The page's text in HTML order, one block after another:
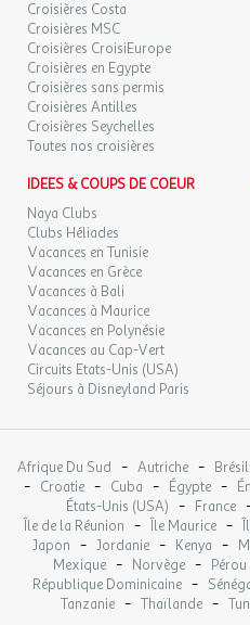
Nombre de pièces : 1
Nombre de wc : 1
Nombre Salle de bain : 1
Parking
Réfrigérateur
Surface (m²) : 17
Vue : lac
Vaisselle et couverts.
Appartement Gréta 2 Pièces
Appartement Gréta 2 Pièces 2/3
Coin salon avec une banquette
Coin cuisine
1 chambre avec 1 lit double
1 salle de douche avec WC
Le logement comprend la
A noter : ménage final
place.
Animaux non Admis
Climatisation
Linge de lit
Linge de toilette : tarif et
Micro-ondes
Croisières Costa
Croisières MSC
Croisières CroisiEurope
Croisières en Egypte
Croisières sans permis
Croisières Antilles
Croisières Seychelles
Toutes nos croisières
IDEES & COUPS DE COEUR
Naya Clubs
Clubs Héliades
Vacances en Tunisie
Vacances en Grèce
Vacances à Bali
Vacances à Maurice
Vacances en Polynésie
Vacances au Cap-Vert
Circuits Etats-Unis (USA)
Séjours à Disneyland Paris
Afrique Du Sud - Autriche - Brésil
- Croatie - Cuba - Égypte -
États-Unis (USA) - France
Île de la Réunion - Île Maurice -
Japon - Jordanie - Kenya -
Mexique - Norvège - Pérou
République Dominicaine -
Tanzanie - Thaïlande -